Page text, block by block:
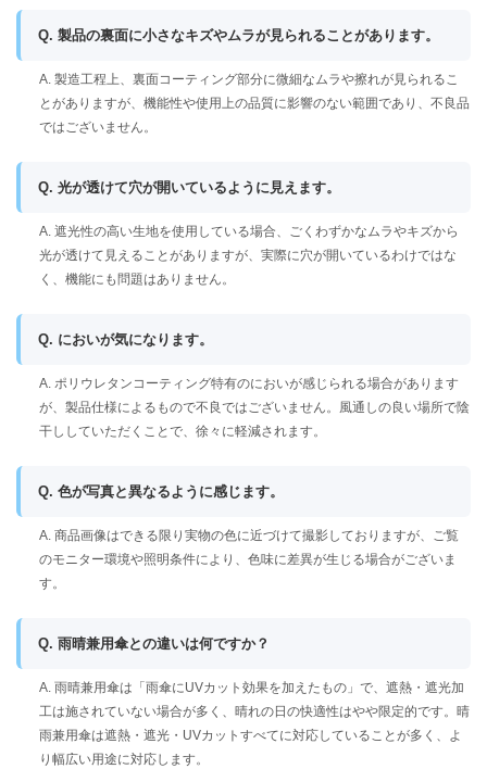
Q. 製品の裏面に小さなキズやムラが見られることがあります。
A. 製造工程上、裏面コーティング部分に微細なムラや擦れが見られるこ
とがありますが、機能性や使用上の品質に影響のない範囲であり、不良品
ではございません。
Q. 光が透けて穴が開いているように見えます。
A. 遮光性の高い生地を使用している場合、ごくわずかなムラやキズから
光が透けて見えることがありますが、実際に穴が開いているわけではな
く、機能にも問題はありません。
Q. においが気になります。
A. ポリウレタンコーティング特有のにおいが感じられる場合があります
が、製品仕様によるもので不良ではございません。風通しの良い場所で陰
干ししていただくことで、徐々に軽減されます。
Q. 色が写真と異なるように感じます。
A. 商品画像はできる限り実物の色に近づけて撮影しておりますが、ご覧
のモニター環境や照明条件により、色味に差異が生じる場合がございま
す。
Q. 雨晴兼用傘との違いは何ですか？
A. 雨晴兼用傘は「雨傘にUVカット効果を加えたもの」で、遮熱・遮光加
工は施されていない場合が多く、晴れの日の快適性はやや限定的です。晴
雨兼用傘は遮熱・遮光・UVカットすべてに対応していることが多く、よ
り幅広い用途に対応します。